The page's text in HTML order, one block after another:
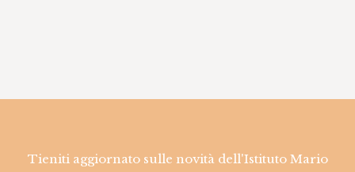
Tieniti aggiornato sulle novità dell'Istituto Mario